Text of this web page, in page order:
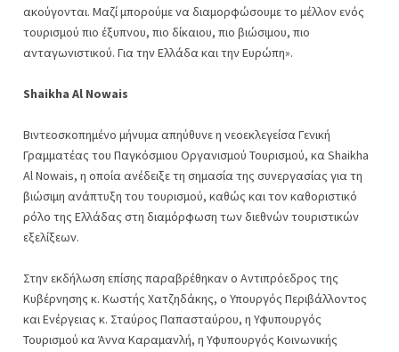
ακούγονται. Μαζί μπορούμε να διαμορφώσουμε το μέλλον ενός
τουρισμού πιο έξυπνου, πιο δίκαιου, πιο βιώσιμου, πιο
ανταγωνιστικού. Για την Ελλάδα και την Ευρώπη».
Shaikha Al Nowais
Βιντεοσκοπημένο μήνυμα απηύθυνε η νεοεκλεγείσα Γενική
Γραμματέας του Παγκόσμιου Οργανισμού Τουρισμού, κα Shaikha
Al Nowais, η οποία ανέδειξε τη σημασία της συνεργασίας για τη
βιώσιμη ανάπτυξη του τουρισμού, καθώς και τον καθοριστικό
ρόλο της Ελλάδας στη διαμόρφωση των διεθνών τουριστικών
εξελίξεων.
Στην εκδήλωση επίσης παραβρέθηκαν ο Αντιπρόεδρος της
Κυβέρνησης κ. Κωστής Χατζηδάκης, ο Υπουργός Περιβάλλοντος
και Ενέργειας κ. Σταύρος Παπασταύρου, η Υφυπουργός
Τουρισμού κα Άννα Καραμανλή, η Υφυπουργός Κοινωνικής